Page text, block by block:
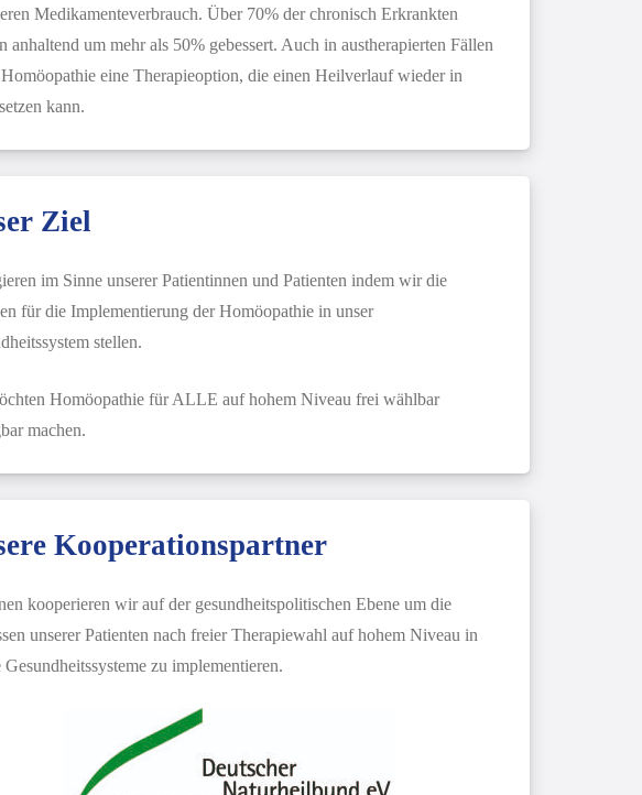
Medikamenteverbrauch. Über 70% der chronisch Erkrankten
anhaltend um mehr als 50% gebessert. Auch in austherapierten Fällen
eine Therapieoption, die einen Heilverlauf wieder in
kann.
Ziel
im Sinne unserer Patientinnen und Patienten indem wir die
für die Implementierung der Homöopathie in unser
stellen.
Homöopathie für ALLE auf hohem Niveau frei wählbar
machen.
Kooperationspartner
kooperieren wir auf der gesundheitspolitischen Ebene um die
unserer Patienten nach freier Therapiewahl auf hohem Niveau in
Gesundheitssysteme zu implementieren.